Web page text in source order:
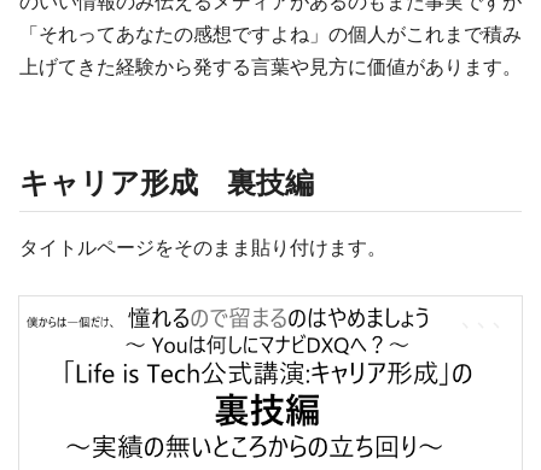
「それってあなたの感想ですよね」の個人がこれまで積み
上げてきた経験から発する言葉や見方に価値があります。
キャリア形成 裏技編
タイトルページをそのまま貼り付けます。